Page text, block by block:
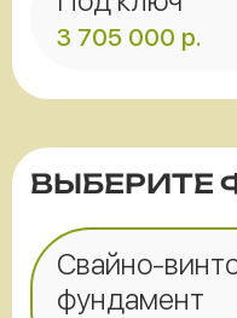
3 705 000 р.
ВЫБЕРИТЕ
Свайно-
фундамент